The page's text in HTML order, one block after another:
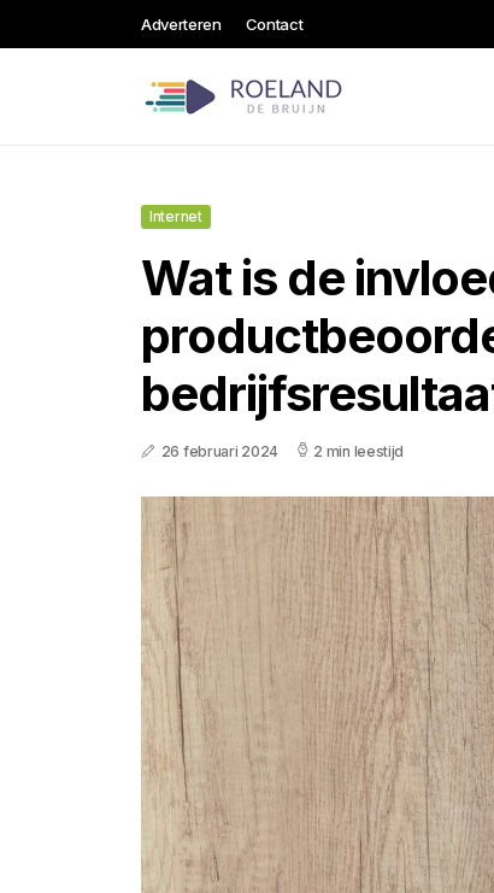
Adverteren Contact
Internet
Wat is de
26 februari 2024 2 min leestijd